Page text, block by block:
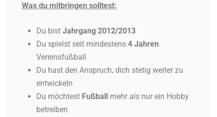
Was du mitbringen solltest:
Du bist Jahrgang 2012/2013
Du spielst seit mindestens 4 Jahren
Vereinsfußball
Du hast den Anspruch, dich stetig weiter zu
entwickeln
Du möchtest Fußball mehr als nur ein Hobby
betreiben